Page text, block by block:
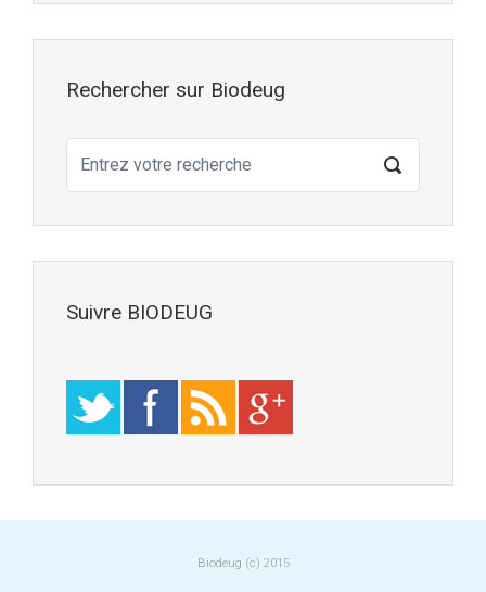
Rechercher sur Biodeug
Suivre BIODEUG
Biodeug (c) 2015